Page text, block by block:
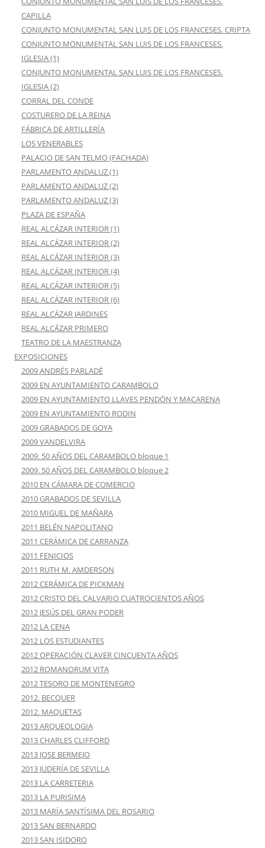
CAPILLA
CONJUNTO MONUMENTAL SAN LUIS DE LOS FRANCESES. CRIPTA
CONJUNTO MONUMENTAL SAN LUIS DE LOS FRANCESES.
IGLESIA (1)
CONJUNTO MONUMENTAL SAN LUIS DE LOS FRANCESES.
IGLESIA (2)
CORRAL DEL CONDE
COSTURERO DE LA REINA
FÁBRICA DE ARTILLERÍA
LOS VENERABLES
PALACIO DE SAN TELMO (FACHADA)
PARLAMENTO ANDALUZ (1)
PARLAMENTO ANDALUZ (2)
PARLAMENTO ANDALUZ (3)
PLAZA DE ESPAÑA
REAL ALCÁZAR INTERIOR (1)
REAL ALCÁZAR INTERIOR (2)
REAL ALCÁZAR INTERIOR (3)
REAL ALCÁZAR INTERIOR (4)
REAL ALCÁZAR INTERIOR (5)
REAL ALCÁZAR INTERIOR (6)
REAL ALCÁZAR JARDINES
REAL ALCÁZAR PRIMERO
TEATRO DE LA MAESTRANZA
EXPOSICIONES
2009 ANDRÉS PARLADÉ
2009 EN AYUNTAMIENTO CARAMBOLO
2009 EN AYUNTAMIENTO LLAVES PENDÓN Y MACARENA
2009 EN AYUNTAMIENTO RODIN
2009 GRABADOS DE GOYA
2009 VANDELVIRA
2009. 50 AÑOS DEL CARAMBOLO bloque 1
2009. 50 AÑOS DEL CARAMBOLO bloque 2
2010 EN CÁMARA DE COMERCIO
2010 GRABADOS DE SEVILLA
2010 MIGUEL DE MAÑARA
2011 BELÉN NAPOLITANO
2011 CERÁMICA DE CARRANZA
2011 FENICIOS
2011 RUTH M. AMDERSON
2012 CERÁMICA DE PICKMAN
2012 CRISTO DEL CALVARIO CUATROCIENTOS AÑOS
2012 JESÚS DEL GRAN PODER
2012 LA CENA
2012 LOS ESTUDIANTES
2012 OPERACIÓN CLAVER CINCUENTA AÑOS
2012 ROMANORUM VITA
2012 TESORO DE MONTENEGRO
2012. BECQUER
2012. MAQUETAS
2013 ARQUEOLOGIA
2013 CHARLES CLIFFORD
2013 JOSE BERMEJO
2013 JUDERÍA DE SEVILLA
2013 LA CARRETERIA
2013 LA PURISIMA
2013 MARÍA SANTÍSIMA DEL ROSARIO
2013 SAN BERNARDO
2013 SAN ISIDORO